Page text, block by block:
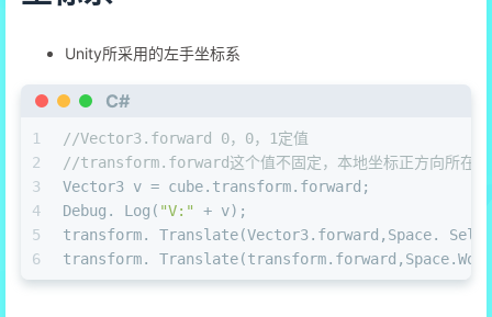
Unity所采用的左手坐标系
C#
1
2
3
4
5
6
//Vector3.forward 0，0，1定值
//transform.forward这个值不固定，本地坐标正方向所在世
Vector3 v = cube.transform.forward;
Debug. Log( "V:"
+ v);
transform. Translate(Vector3.forward,Space.
transform.